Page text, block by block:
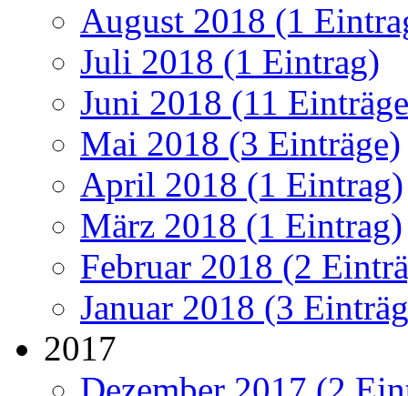
August 2018 (1
Juli 2018 (1 Eintrag)
Juni 2018 (11
Mai 2018 (3 Einträge)
April 2018 (1 Eintrag)
März 2018 (1 Eintrag)
Februar 2018 (2
Januar 2018 (3
2017